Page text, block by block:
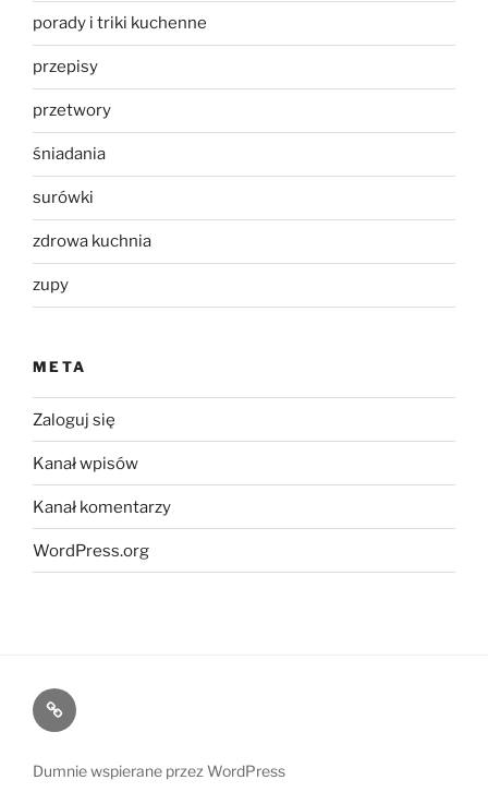
porady i triki kuchenne
przepisy
przetwory
śniadania
surówki
zdrowa kuchnia
zupy
META
Zaloguj się
Kanał wpisów
Kanał komentarzy
WordPress.org
Kontakt
Dumnie wspierane przez WordPress